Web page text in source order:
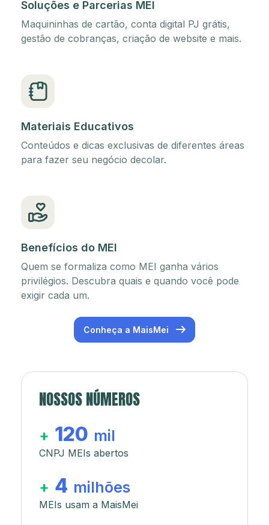
Soluções e Parcerias MEI
Maquininhas de cartão, conta digital PJ grátis,
gestão de cobranças, criação de website e mais.
Materiais Educativos
Conteúdos e dicas exclusivas de diferentes áreas
para fazer seu negócio decolar.
Benefícios do MEI
Quem se formaliza como MEI ganha vários
privilégios. Descubra quais e quando você pode
exigir cada um.
Conheça a MaisMei
NOSSOS NÚMEROS
+ 120 mil
CNPJ MEIs abertos
+ 4 milhões
MEIs usam a MaisMei